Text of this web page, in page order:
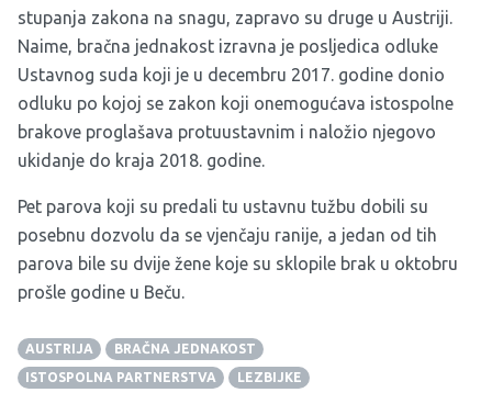
stupanja zakona na snagu, zapravo su druge u Austriji.
Naime, bračna jednakost izravna je posljedica odluke
Ustavnog suda koji je u decembru 2017. godine donio
odluku po kojoj se zakon koji onemogućava istospolne
brakove proglašava protuustavnim i naložio njegovo
ukidanje do kraja 2018. godine.
Pet parova koji su predali tu ustavnu tužbu dobili su
posebnu dozvolu da se vjenčaju ranije, a jedan od tih
parova bile su dvije žene koje su sklopile brak u oktobru
prošle godine u Beču.
AUSTRIJA
BRAČNA JEDNAKOST
ISTOSPOLNA PARTNERSTVA
LEZBIJKE